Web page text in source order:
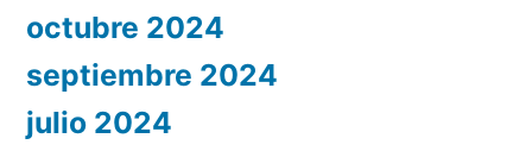
octubre 2024
septiembre 2024
julio 2024